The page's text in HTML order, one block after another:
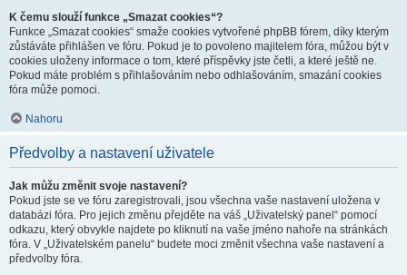
K čemu slouží funkce „Smazat cookies“?
Funkce „Smazat cookies“ smaže cookies vytvořené phpBB fórem, díky kterým
zůstáváte přihlášen ve fóru. Pokud je to povoleno majitelem fóra, můžou být v
cookies uloženy informace o tom, které příspěvky jste četli, a které ještě ne.
Pokud máte problém s přihlašováním nebo odhlašováním, smazání cookies
fóra může pomoci.
Nahoru
Předvolby a nastavení uživatele
Jak můžu změnit svoje nastavení?
Pokud jste se ve fóru zaregistrovali, jsou všechna vaše nastavení uložena v
databázi fóra. Pro jejich změnu přejděte na váš „Uživatelský panel“ pomocí
odkazu, který obvykle najdete po kliknutí na vaše jméno nahoře na stránkách
fóra. V „Uživatelském panelu“ budete moci změnit všechna vaše nastavení a
předvolby fóra.